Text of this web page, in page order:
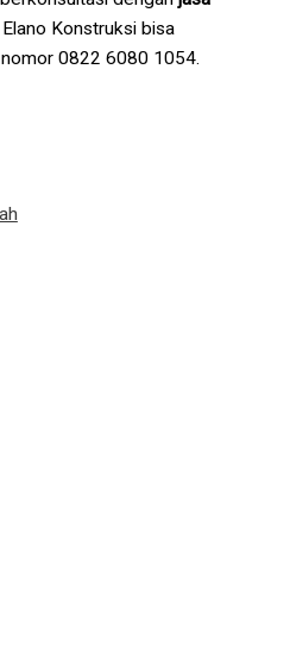
Konstruksi bisa
0822 6080 1054.